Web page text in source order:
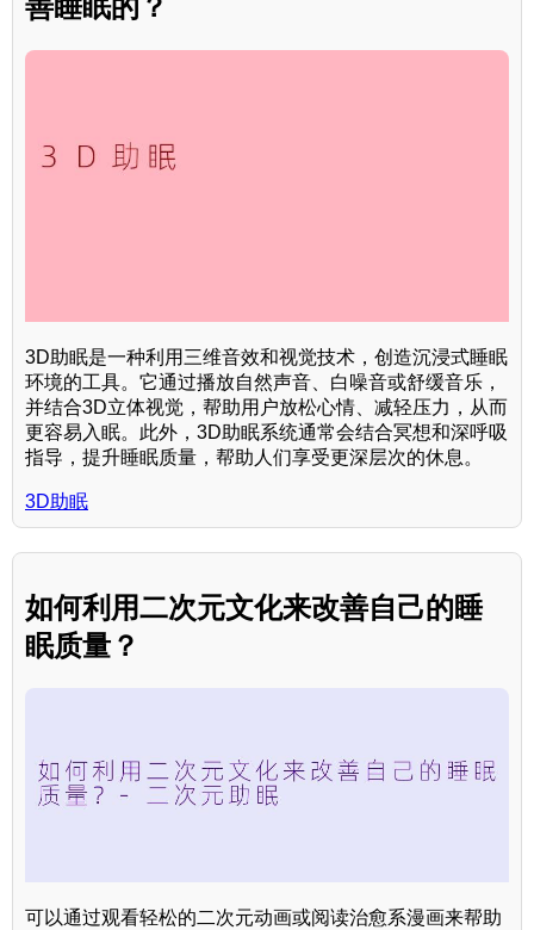
3D助眠是一种利用三维音效和视觉技术，创造沉浸式睡眠
环境的工具。它通过播放自然声音、白噪音或舒缓音乐，
并结合3D立体视觉，帮助用户放松心情、减轻压力，从而
更容易入眠。此外，3D助眠系统通常会结合冥想和深呼吸
指导，提升睡眠质量，帮助人们享受更深层次的休息。
3D助眠
如何利用二次元文化来改善自己的睡
眠质量？
可以通过观看轻松的二次元动画或阅读治愈系漫画来帮助